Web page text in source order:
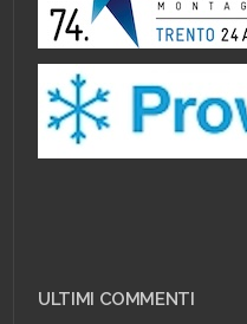
ULTIMI COMMENTI